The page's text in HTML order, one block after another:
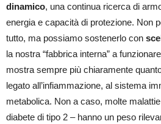
dinamico, una continua ricerca di
energia e capacità di protezione. Non
tutto, ma possiamo sostenerlo con
la nostra “fabbrica interna” a
mostra sempre più chiaramente
legato all’infiammazione, al sistema
metabolica. Non a caso, molte
diabete di tipo 2 – hanno un peso